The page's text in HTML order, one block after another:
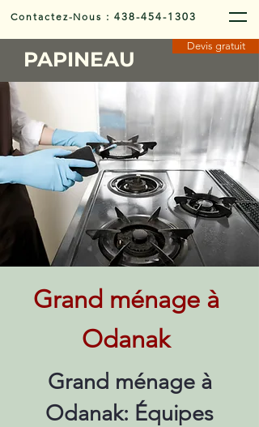
Contactez-Nous :438-454-1303
PAPINEAU
Devis gratuit
Grand ménage à
Odanak
Grand ménage à
Odanak: Équipes